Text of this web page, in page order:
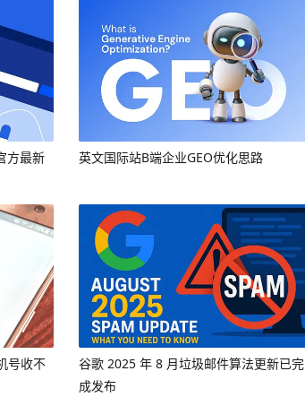
方最新
英文国际站B端企业GEO优化思路
号收不
谷歌 2025 年 8 月垃圾邮件算法更新已完
成发布